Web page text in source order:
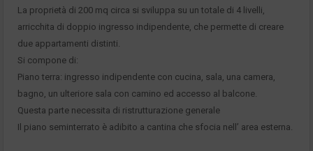
La proprietà di 200 mq circa si sviluppa su un totale di 4 livelli,
arricchita di doppio ingresso indipendente, che permette di creare
due appartamenti distinti.
Si compone di:
Piano terra: ingresso indipendente con cucina, sala, una camera,
bagno, un ulteriore sala con camino ed accesso al balcone.
Questa parte necessita di ristrutturazione generale
Il piano seminterrato è adibito a cantina che sfocia nell’ area esterna.